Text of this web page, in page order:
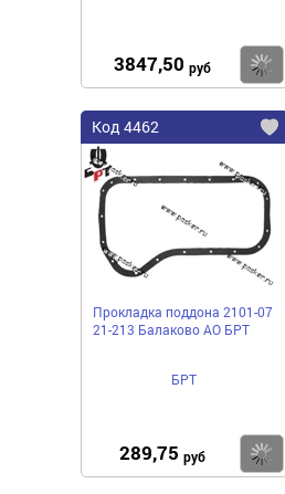
3847,50 руб
Код 4462
Прокладка поддона 2101-07
21-213 Балаково АО БРТ
БРТ
289,75 руб